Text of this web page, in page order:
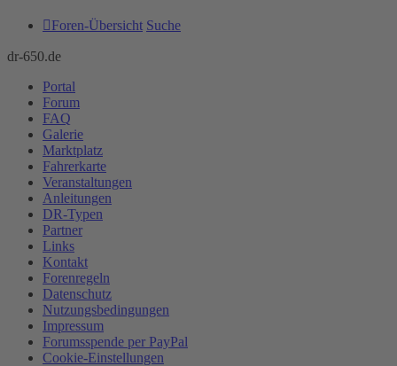
Foren-Übersicht Suche
dr-650.de
Portal
Forum
FAQ
Galerie
Marktplatz
Fahrerkarte
Veranstaltungen
Anleitungen
DR-Typen
Partner
Links
Kontakt
Forenregeln
Datenschutz
Nutzungsbedingungen
Impressum
Forumsspende per PayPal
Cookie-Einstellungen